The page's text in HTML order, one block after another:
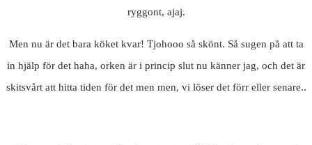
ryggont, ajaj.
Men nu är det bara köket kvar! Tjohooo så skönt. Så sugen på att ta
in hjälp för det haha, orken är i princip slut nu känner jag, och det är
skitsvårt att hitta tiden för det men men, vi löser det förr eller senare..